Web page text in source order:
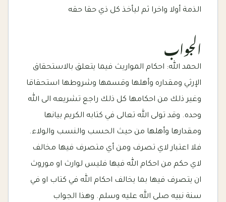
الذمة أولا واخرا ثم ليأخذ كل ذي حقا حقه
الجواب
الحمد الله: احكام المواريث فيما يتعلق بالاستحقاق
الإرثي ومقداره وأهلها وقسمها وشروطها استحقاقا
وغير ذلك من احكامها كل ذلك راجع تشريعه الى الله
وحده. وقد تولى الله تعالى في كتابه الكريم بيانها
ومقدارها وأهلها من حيث الحسب والنسب والولاء.
فلا اعتبار لاي تصرف ومن أي متصرف فيها مخالف
لاي حكم من احكام الله فيها فليس لوارث او موروث
ان يتصرف فيها بما يخالف احكام الله في كتاب او في
سنة نبيه صلى الله عليه وسلم. وهذا الجواب